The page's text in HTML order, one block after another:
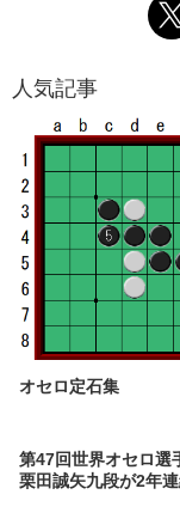
人気記事
オセロ定石集
第47回世界オセロ選
栗田誠矢九段が2年連